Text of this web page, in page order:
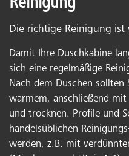
Die richtige Reinigung ist
Damit Ihre Duschkabine
sich eine regelmäßige
Nach dem Duschen
warmem, anschließend mit
und trocknen. Profile und
handelsüblichen
werden, z.B. mit